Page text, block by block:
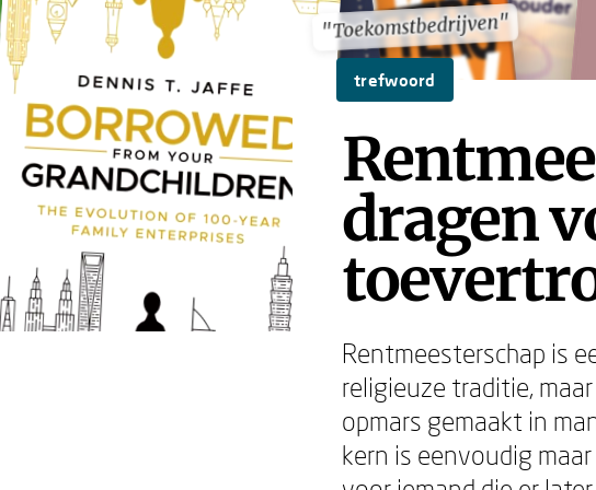
"Toekomstbedrijven"
"Toekomstbedrijven"
trefwoord
dragen
Rentmeesterschap is
religieuze traditie,
opmars gemaakt in
kern is eenvoudig